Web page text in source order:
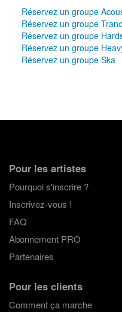
Réservez un groupe
Réservez un groupe
Réservez un groupe
Réservez un groupe
Réservez un groupe Ska
Pour les artistes
Pourquoi s'inscrire ?
Inscrivez-vous !
FAQ
Abonnement PRO
Partenaires
Pour les clients
Comment ça marche